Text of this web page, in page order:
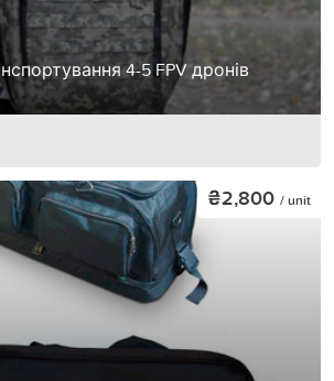
4-5 FPV дронів
₴2,800 / unit